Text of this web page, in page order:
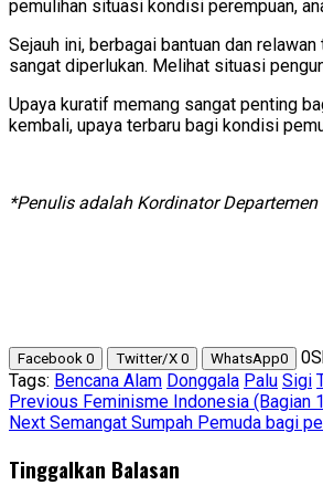
pemulihan situasi kondisi perempuan,
Sejauh ini, berbagai bantuan dan
sangat diperlukan. Melihat situasi
Upaya kuratif memang sangat penting
kembali, upaya terbaru bagi kondisi
*Penulis adalah Kordinator
Facebook 0 Twitter/X 0 WhatsApp0 0
Tags: Bencana Alam Donggala Palu Sigi
Post
Previous Feminisme Indonesia (Bagian
Next Semangat Sumpah Pemuda bagi
Tinggalkan Balasan